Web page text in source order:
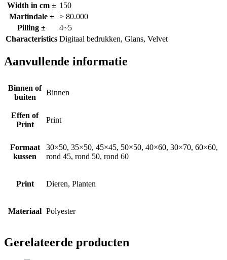
Width in cm ± 150
Martindale ±
> 80.000
Pilling ±
4~5
Characteristics Digitaal bedrukken, Glans, Velvet
Aanvullende informatie
Binnen of
buiten
Binnen
Effen of
Print
Print
Formaat
kussen
30×50, 35×50, 45×45, 50×50, 40×60, 30×70, 60×60,
rond 45, rond 50, rond 60
Print Dieren, Planten
Materiaal Polyester
Gerelateerde producten